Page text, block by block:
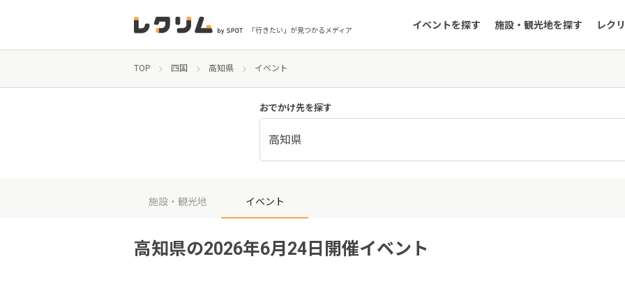
「行きたい」が見つかるメディア イベントを探す 施設・観光地を探す レク
TOP 四国 高知県 イベント
おでかけ先を探す
高知県
施設・観光地 イベント
高知県の2026年6月24日開催イベント